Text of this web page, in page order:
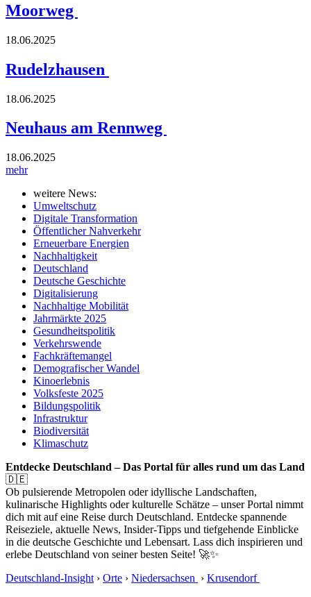
Moorweg
18.06.2025
Rudelzhausen
18.06.2025
Neuhaus am Rennweg
18.06.2025
mehr
weitere News:
Umweltschutz
Digitale Transformation
Öffentlicher Nahverkehr
Erneuerbare Energien
Nachhaltigkeit
Deutschland
Deutsche Geschichte
Digitalisierung
Nachhaltige Mobilität
Jahrmärkte 2025
Gesundheitspolitik
Verkehrswende
Fachkräftemangel
Demografischer Wandel
Kinoerlebnis
Volksfeste 2025
Bildungspolitik
Infrastruktur
Biodiversität
Klimaschutz
Entdecke Deutschland – Das Portal für alles rund um das Land
🇩🇪
Ob pulsierende Metropolen oder idyllische Landschaften,
kulinarische Highlights oder kulturelle Schätze – unser Portal nimmt
dich mit auf eine Reise durch Deutschland. Entdecke spannende
Reiseziele, aktuelle News, Insider-Tipps und tiefgehende Einblicke
in die deutsche Geschichte und Lebensart. Lass dich inspirieren und
erlebe Deutschland von seiner besten Seite! 🚀✨
Deutschland-Insight › Orte › Niedersachsen › Krusendorf